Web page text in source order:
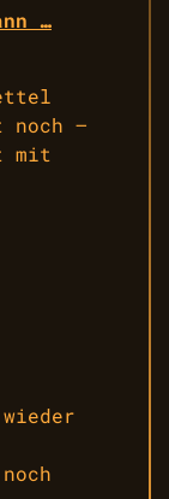
…
–
mit